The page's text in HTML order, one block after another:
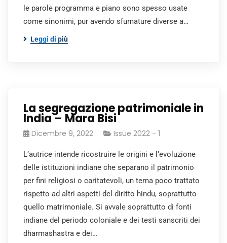
le parole programma e piano sono spesso usate
come sinonimi, pur avendo sfumature diverse a…
Leggi di più
La segregazione patrimoniale in
India – Mara Bisi
Dicembre 9, 2022 Issue 2022 - 1
L’autrice intende ricostruire le origini e l’evoluzione
delle istituzioni indiane che separano il patrimonio
per fini religiosi o caritatevoli, un tema poco trattato
rispetto ad altri aspetti del diritto hindu, soprattutto
quello matrimoniale. Si avvale soprattutto di fonti
indiane del periodo coloniale e dei testi sanscriti dei
dharmashastra e dei…